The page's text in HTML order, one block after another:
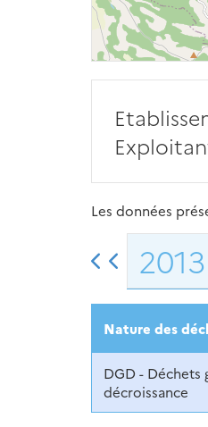
Les données
2013
Nature des
DGD - Déchets
décroissance